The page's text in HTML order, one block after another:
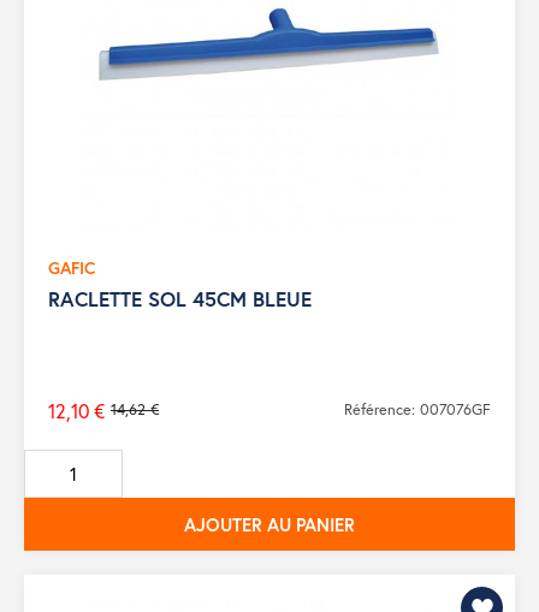
GAFIC
RACLETTE SOL 45CM BLEUE
Prix
de
base
14,62 €
12,10 € Référence: 007076GF
AJOUTER AU PANIER